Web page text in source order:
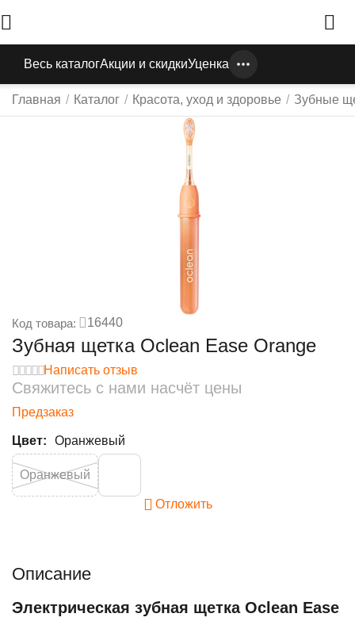
Весь каталогАкции и скидкиУценка
Главная / Каталог / Красота, уход и здоровье / Зубные
Код товара: 16440
Зубная щетка Oclean Ease Orange
Написать отзыв
Свяжитесь с нами насчёт цены
Предзаказ
Цвет: Оранжевый
Оранжевый
Отложить
Описание
Электрическая зубная щетка Oclean Ease